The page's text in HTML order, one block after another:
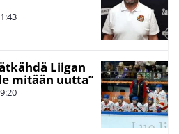
Liigan
mitään uutta”